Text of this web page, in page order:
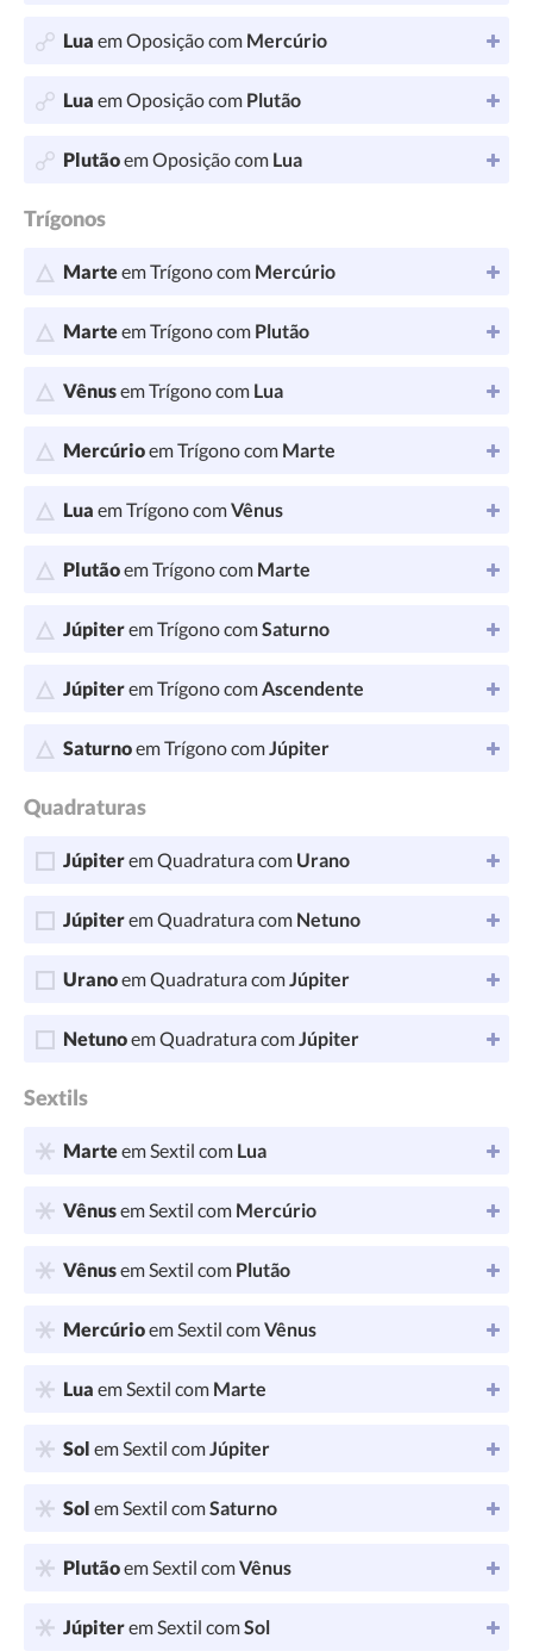
Lua em Oposição com Mercúrio
Lua em Oposição com Plutão
Plutãoem Oposição com Lua
Trígonos
Marteem Trígono com Mercúrio
Marteem Trígono com Plutão
Vênusem Trígono com Lua
Mercúrioem Trígono com Marte
Lua em Trígono comVênus
Plutãoem Trígono com Marte
Júpiterem Trígono comSaturno
Júpiterem Trígono comAscendente
Saturnoem Trígono comJúpiter
Quadraturas
Júpiterem Quadratura com Urano
Júpiterem Quadratura com Netuno
Uranoem Quadratura comJúpiter
Netunoem Quadratura comJúpiter
Sextils
Marteem Sextil com Lua
Vênusem Sextil com Mercúrio
Vênusem Sextil com Plutão
Mercúrioem Sextil comVênus
Lua em Sextil com Marte
Sol em Sextil comJúpiter
Sol em Sextil comSaturno
Plutãoem Sextil comVênus
Júpiterem Sextil comSol